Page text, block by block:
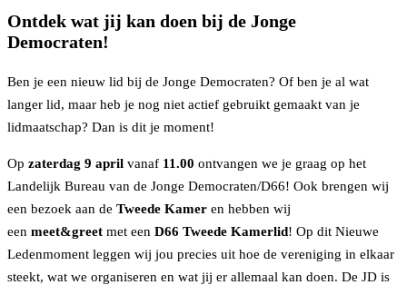
a
c
b
o
o
i
t
e
r
Ontdek wat jij kan doen bij de Jonge
Democraten!
Ben je een nieuw lid bij de Jonge Democraten? Of ben je al wat
langer lid, maar heb je nog niet actief gebruikt gemaakt van je
lidmaatschap? Dan is dit je moment!
Op zaterdag 9 april vanaf 11.00 ontvangen we je graag op het
Landelijk Bureau van de Jonge Democraten/D66! Ook brengen wij
een bezoek aan de Tweede Kamer en hebben wij
een meet&greet met een D66 Tweede Kamerlid! Op dit Nieuwe
Ledenmoment leggen wij jou precies uit hoe de vereniging in elkaar
steekt, wat we organiseren en wat jij er allemaal kan doen. De JD is